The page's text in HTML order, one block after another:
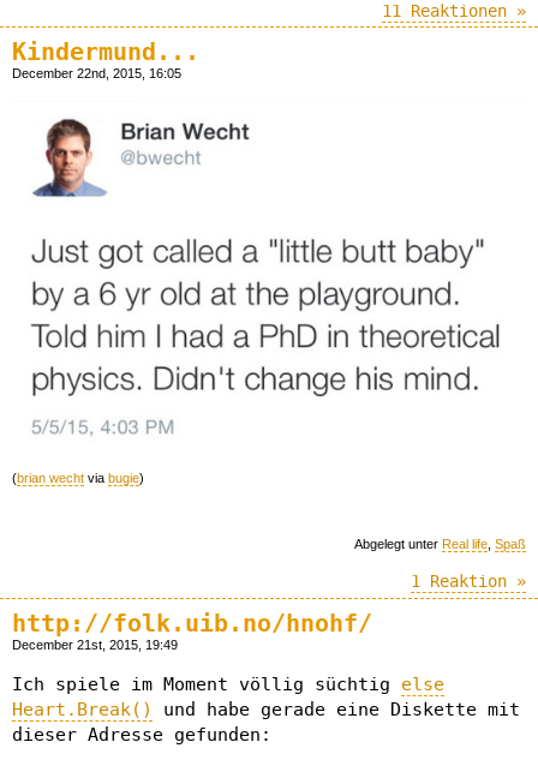
11 Reaktionen »
Kindermund...
December 22nd, 2015, 16:05
(brian wecht via bugie)
Abgelegt unter Real life, Spaß
1 Reaktion »
http://folk.uib.no/hnohf/
December 21st, 2015, 19:49
Ich spiele im Moment völlig süchtig else
Heart.Break()
und habe gerade eine Diskette mit
dieser Adresse gefunden: